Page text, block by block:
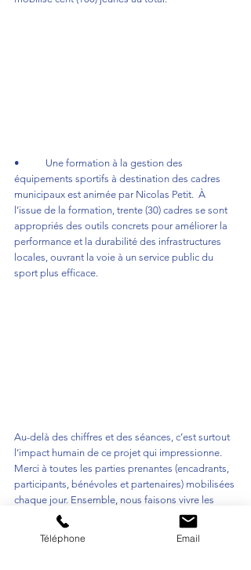
•	Une formation à la gestion des
équipements sportifs à destination des cadres
municipaux est animée par Nicolas Petit.  À
l’issue de la formation, trente (30) cadres se sont
appropriés des outils concrets pour améliorer la
performance et la durabilité des infrastructures
locales, ouvrant la voie à un service public du
sport plus efficace.
Au-delà des chiffres et des séances, c’est surtout
l’impact humain de ce projet qui impressionne.
Merci à toutes les parties prenantes (encadrants,
participants, bénévoles et partenaires) mobilisées
chaque jour. Ensemble, nous faisons vivre les
valeurs de la francophonie sur et en dehors des
Téléphone Email